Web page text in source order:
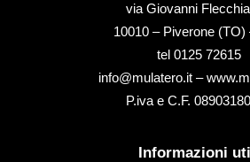
via Giovanni
10010 – Piverone (TO)
tel ‭0125 72615‬
info@mulatero.it –
P.iva e C.F.
Informazioni